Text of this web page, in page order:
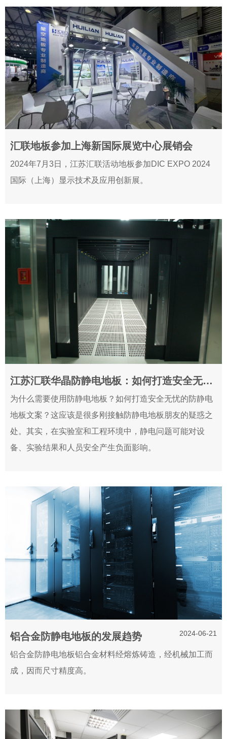
汇联地板参加上海新国际展览中心展销会
2024-07-05
2024年7月3日，江苏汇联活动地板参加DIC EXPO 2024
国际（上海）显示技术及应用创新展。
江苏汇联华晶防静电地板：如何打造安全无忧的防静电地板方案？！
2024-06-28
为什么需要使用防静电地板？如何打造安全无忧的防静电
地板文案？这应该是很多刚接触防静电地板朋友的疑惑之
处。其实，在实验室和工程环境中，静电问题可能对设
备、实验结果和人员安全产生负面影响。
铝合金防静电地板的发展趋势 2024-06-21
铝合金防静电地板铝合金材料经熔炼铸造，经机械加工而
成，因而尺寸精度高。